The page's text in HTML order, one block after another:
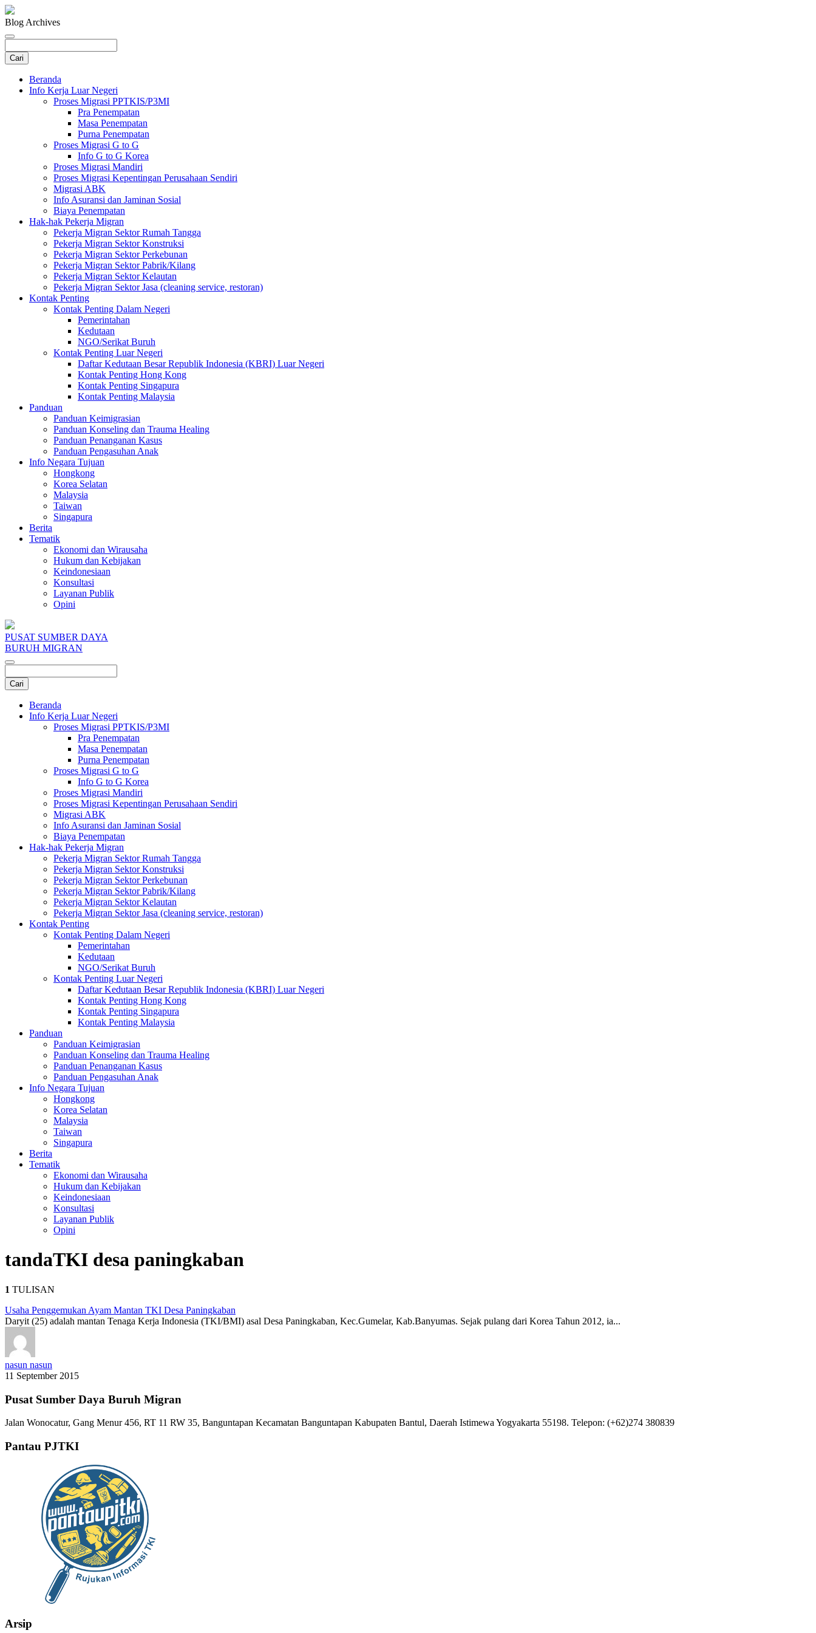
Blog Archives
Beranda
Info Kerja Luar Negeri
Proses Migrasi PPTKIS/P3MI
Pra Penempatan
Masa Penempatan
Purna Penempatan
Proses Migrasi G to G
Info G to G Korea
Proses Migrasi Mandiri
Proses Migrasi Kepentingan Perusahaan Sendiri
Migrasi ABK
Info Asuransi dan Jaminan Sosial
Biaya Penempatan
Hak-hak Pekerja Migran
Pekerja Migran Sektor Rumah Tangga
Pekerja Migran Sektor Konstruksi
Pekerja Migran Sektor Perkebunan
Pekerja Migran Sektor Pabrik/Kilang
Pekerja Migran Sektor Kelautan
Pekerja Migran Sektor Jasa (cleaning service, restoran)
Kontak Penting
Kontak Penting Dalam Negeri
Pemerintahan
Kedutaan
NGO/Serikat Buruh
Kontak Penting Luar Negeri
Daftar Kedutaan Besar Republik Indonesia (KBRI) Luar Negeri
Kontak Penting Hong Kong
Kontak Penting Singapura
Kontak Penting Malaysia
Panduan
Panduan Keimigrasian
Panduan Konseling dan Trauma Healing
Panduan Penanganan Kasus
Panduan Pengasuhan Anak
Info Negara Tujuan
Hongkong
Korea Selatan
Malaysia
Taiwan
Singapura
Berita
Tematik
Ekonomi dan Wirausaha
Hukum dan Kebijakan
Keindonesiaan
Konsultasi
Layanan Publik
Opini
PUSAT SUMBER DAYA
BURUH MIGRAN
Beranda
Info Kerja Luar Negeri
Proses Migrasi PPTKIS/P3MI
Pra Penempatan
Masa Penempatan
Purna Penempatan
Proses Migrasi G to G
Info G to G Korea
Proses Migrasi Mandiri
Proses Migrasi Kepentingan Perusahaan Sendiri
Migrasi ABK
Info Asuransi dan Jaminan Sosial
Biaya Penempatan
Hak-hak Pekerja Migran
Pekerja Migran Sektor Rumah Tangga
Pekerja Migran Sektor Konstruksi
Pekerja Migran Sektor Perkebunan
Pekerja Migran Sektor Pabrik/Kilang
Pekerja Migran Sektor Kelautan
Pekerja Migran Sektor Jasa (cleaning service, restoran)
Kontak Penting
Kontak Penting Dalam Negeri
Pemerintahan
Kedutaan
NGO/Serikat Buruh
Kontak Penting Luar Negeri
Daftar Kedutaan Besar Republik Indonesia (KBRI) Luar Negeri
Kontak Penting Hong Kong
Kontak Penting Singapura
Kontak Penting Malaysia
Panduan
Panduan Keimigrasian
Panduan Konseling dan Trauma Healing
Panduan Penanganan Kasus
Panduan Pengasuhan Anak
Info Negara Tujuan
Hongkong
Korea Selatan
Malaysia
Taiwan
Singapura
Berita
Tematik
Ekonomi dan Wirausaha
Hukum dan Kebijakan
Keindonesiaan
Konsultasi
Layanan Publik
Opini
tandaTKI desa paningkaban
1 TULISAN
Usaha Penggemukan Ayam Mantan TKI Desa Paningkaban
Daryit (25) adalah mantan Tenaga Kerja Indonesia (TKI/BMI) asal Desa Paningkaban, Kec.Gumelar, Kab.Banyumas. Sejak pulang dari Korea Tahun 2012, ia...
nasun nasun
11 September 2015
Pusat Sumber Daya Buruh Migran
Jalan Wonocatur, Gang Menur 456, RT 11 RW 35, Banguntapan Kecamatan Banguntapan Kabupaten Bantul, Daerah Istimewa Yogyakarta 55198. Telepon: (+62)274 380839
Pantau PJTKI
Arsip